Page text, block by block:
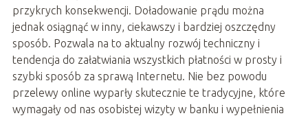
przykrych konsekwencji. Doładowanie prądu można
jednak osiągnąć w inny, ciekawszy i bardziej oszczędny
sposób. Pozwala na to aktualny rozwój techniczny i
tendencja do załatwiania wszystkich płatności w prosty i
szybki sposób za sprawą Internetu. Nie bez powodu
przelewy online wyparły skutecznie te tradycyjne, które
wymagały od nas osobistej wizyty w banku i wypełnienia